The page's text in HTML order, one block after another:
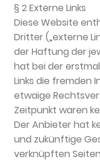
§ 2 Externe Links
Diese Website
Dritter („externe
der Haftung der
hat bei der
Links die fremden
etwaige
Zeitpunkt waren
Der Anbieter hat
und zukünftige
verknüpften